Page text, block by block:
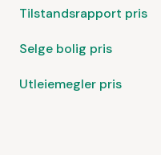
Tilstandsrapport pris
Selge bolig pris
Utleiemegler pris